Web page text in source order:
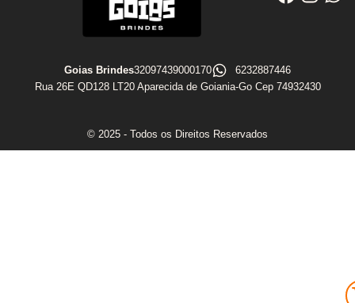
Goias Brindes32097439000170
6232887446
Rua 26E QD128 LT20 Aparecida de Goiania-Go Cep 74932430
© 2025 - Todos os Direitos Reservados